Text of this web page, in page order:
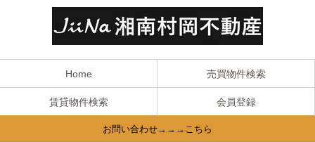
Home 売買物件検索
賃貸物件検索 会員登録
お問い合わせ→→→こちら